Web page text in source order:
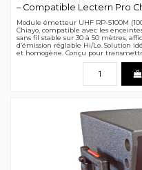
– Compatible Lectern Pro
Module émetteur UHF RP-5100M
Chiayo, compatible avec les
sans fil stable sur 30 à 50 mètres,
d’émission réglable Hi/Lo. Solution
et homogène. Conçu pour